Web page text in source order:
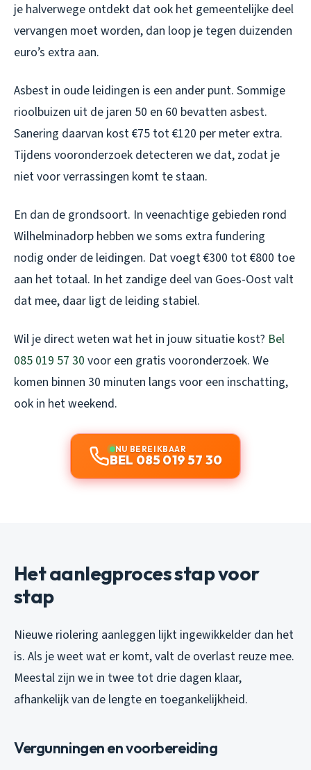
je halverwege ontdekt dat ook het gemeentelijke deel
vervangen moet worden, dan loop je tegen duizenden
euro’s extra aan.
Asbest in oude leidingen is een ander punt. Sommige
rioolbuizen uit de jaren 50 en 60 bevatten asbest.
Sanering daarvan kost €75 tot €120 per meter extra.
Tijdens vooronderzoek detecteren we dat, zodat je
niet voor verrassingen komt te staan.
En dan de grondsoort. In veenachtige gebieden rond
Wilhelminadorp hebben we soms extra fundering
nodig onder de leidingen. Dat voegt €300 tot €800 toe
aan het totaal. In het zandige deel van Goes-Oost valt
dat mee, daar ligt de leiding stabiel.
Wil je direct weten wat het in jouw situatie kost? Bel
085 019 57 30 voor een gratis vooronderzoek. We
komen binnen 30 minuten langs voor een inschatting,
ook in het weekend.
NU BEREIKBAAR
BEL 085 019 57 30
Het aanlegproces stap voor
stap
Nieuwe riolering aanleggen lijkt ingewikkelder dan het
is. Als je weet wat er komt, valt de overlast reuze mee.
Meestal zijn we in twee tot drie dagen klaar,
afhankelijk van de lengte en toegankelijkheid.
Vergunningen en voorbereiding